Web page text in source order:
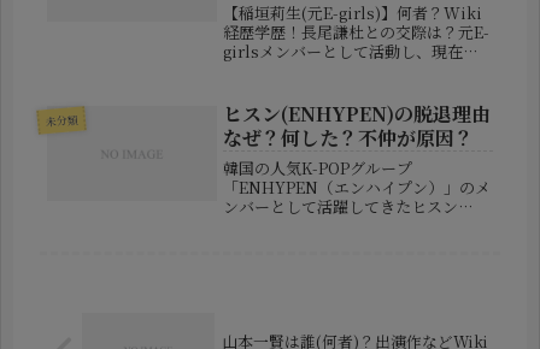
【稲垣莉生(元E-girls)】何者？Wiki
経歴学歴！長尾謙杜との交際は？元E-
girlsメンバーとして活動し、現在は
いる稲垣莉生（いながきりお）さん。
近年はSNSやYo...
未分類
ヒスン(ENHYPEN)の脱退理由
なぜ？何した？不仲が原因？
韓国の人気K-POPグループ
「ENHYPEN（エンハイプン）」のメ
ンバーとして活躍してきたヒスン
山本一賢は誰(何者)？出演作などWiki